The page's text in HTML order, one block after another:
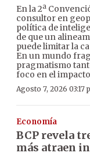
En la 2ª
consultor en
política de
de que un
puede limitar la
En un mundo
pragmatismo
foco en el
Agosto 7, 2026 03:17
Economía
BCP revela
más atraen